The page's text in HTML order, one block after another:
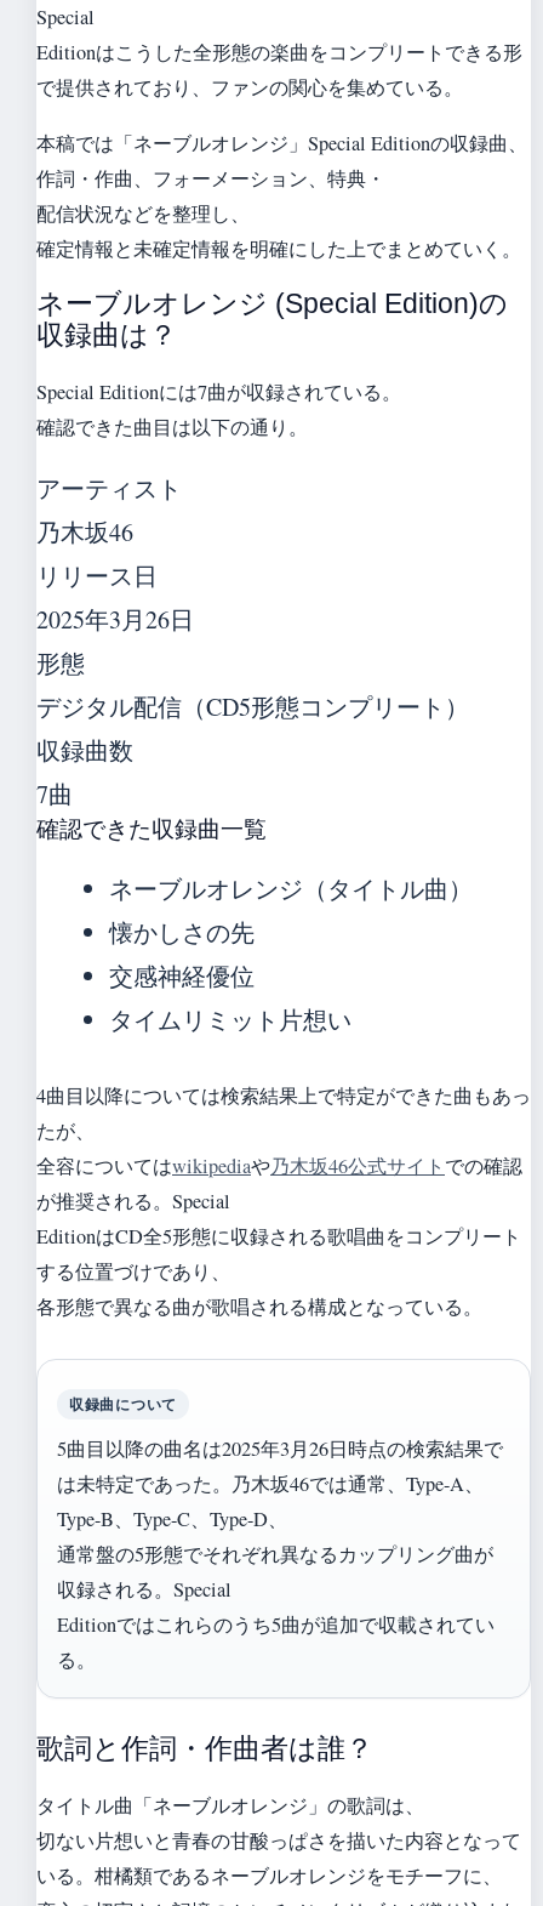
Special
Editionはこうした全形態の楽曲をコンプリートできる形
で提供されており、ファンの関心を集めている。
本稿では「ネーブルオレンジ」Special Editionの収録曲、
作詞・作曲、フォーメーション、特典・
配信状況などを整理し、
確定情報と未確定情報を明確にした上でまとめていく。
ネーブルオレンジ (Special Edition)の
収録曲は？
Special Editionには7曲が収録されている。
確認できた曲目は以下の通り。
アーティスト
乃木坂46
リリース日
2025年3月26日
形態
デジタル配信（CD5形態コンプリート）
収録曲数
7曲
確認できた収録曲一覧
ネーブルオレンジ（タイトル曲）
懐かしさの先
交感神経優位
タイムリミット片想い
4曲目以降については検索結果上で特定ができた曲もあっ
たが、
全容についてはwikipediaや乃木坂46公式サイト での確認
が推奨される。Special
EditionはCD全5形態に収録される歌唱曲をコンプリート
する位置づけであり、
各形態で異なる曲が歌唱される構成となっている。
収録曲について
5曲目以降の曲名は2025年3月26日時点の検索結果で
は未特定であった。乃木坂46では通常、Type-A、
Type-B、Type-C、Type-D、
通常盤の5形態でそれぞれ異なるカップリング曲が
収録される。Special
Editionではこれらのうち5曲が追加で収載されてい
る。
歌詞と作詞・作曲者は誰？
タイトル曲「ネーブルオレンジ」の歌詞は、
切ない片想いと青春の甘酸っぱさを描いた内容となって
いる。柑橘類であるネーブルオレンジをモチーフに、